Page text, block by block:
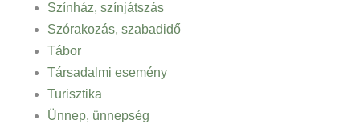
Színház, színjátszás
Szórakozás, szabadidő
Tábor
Társadalmi esemény
Turisztika
Ünnep, ünnepség